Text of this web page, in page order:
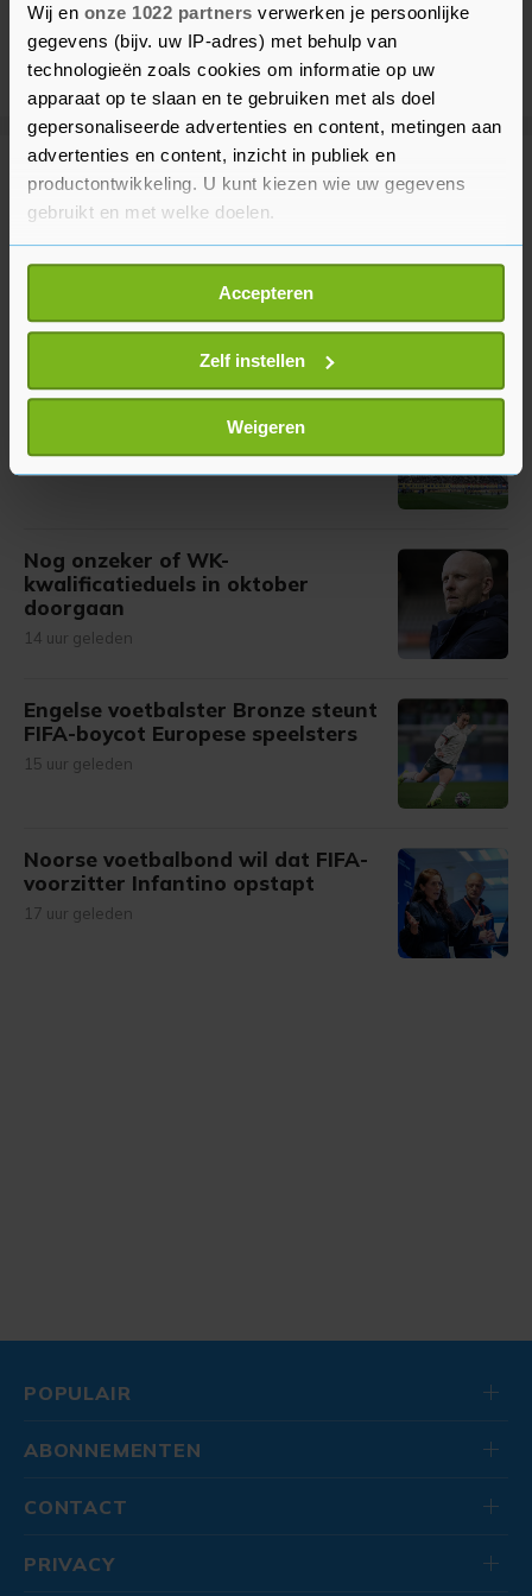
Wij en onze 1022 partners verwerken je persoonlijke
gegevens (bijv. uw IP-adres) met behulp van
technologieën zoals cookies om informatie op uw
apparaat op te slaan en te gebruiken met als doel
gepersonaliseerde advertenties en content, metingen aan
advertenties en content, inzicht in publiek en
productontwikkeling. U kunt kiezen wie uw gegevens
gebruikt en met welke doelen.
Als u het toestaat, willen we ook graag:
Informatie verzamelen over uw geografische
locatie, die tot een paar meter nauwkeurig kan zijn
Uw apparaat identificeren door het actief te
scannen op specifieke eigenschappen (fingerprinting)
Lees meer over hoe uw persoonlijke gegevens worden
verwerkt en stel uw voorkeuren in het
U kunt uw toestemming op elk moment wijzigen of
Met cookies werkt onze website beter en wordt jouw
bezoek makkelijker en persoonlijker. Op
onze cookiepagina kun je ons cookiebeleid bekijken en je
gemaakte keuze altijd wijzigen of intrekken.
Accepteren
Zelf instellen
Weigeren
Meer uit Voetbal
Excelsior wint openingsduel
Eredivisie bij gepromoveerd
9 uur geleden
in stadion Leeuwarden
Nog onzeker of WK-
kwalificatieduels in oktober
doorgaan
14 uur geleden
Engelse voetbalster Bronze steunt
FIFA-boycot Europese speelsters
15 uur geleden
Noorse voetbalbond wil dat FIFA-
voorzitter Infantino opstapt
17 uur geleden
POPULAIR
ABONNEMENTEN
CONTACT
PRIVACY